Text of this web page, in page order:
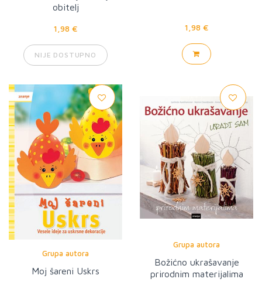
obitelj
1,98 €
NIJE DOSTUPNO
1,98 €
Grupa autora
Moj šareni Uskrs
Grupa autora
Božićno ukrašavanje
prirodnim materijalima